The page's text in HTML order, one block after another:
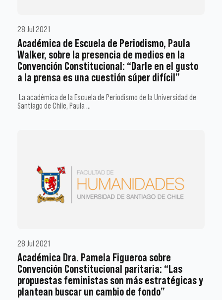
28 Jul 2021
Académica de Escuela de Periodismo, Paula
Walker, sobre la presencia de medios en la
Convención Constitucional: “Darle en el gusto
a la prensa es una cuestión súper difícil”
La académica de la Escuela de Periodismo de la Universidad de
Santiago de Chile, Paula …
28 Jul 2021
Académica Dra. Pamela Figueroa sobre
Convención Constitucional paritaria: “Las
propuestas feministas son más estratégicas y
plantean buscar un cambio de fondo”